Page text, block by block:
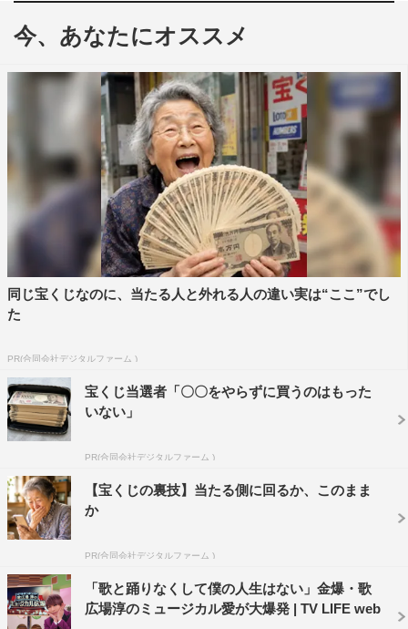
6店舗が集まるニューヨークスタイルのフードホール、絶
品の串揚げ店などの人気店、最新グルメを実際の店舗でミ
フジテレビアナウンサーの堤礼実、杉原千尋、井上清華
がお店をリポートしていると、質問をした店員が突然歌い
出し、一大ミュージカルがスタート。40人の役者、ダンサ
ーがミッドタウンのエントランスでミュージカルを展開す
る。
スシローでは、回転寿司人気No.1の理由、企業努力の裏
側を実際の店舗でミュージカルを展開し学んでいく。
さらに、有名舞台女優や人気タレントもゲストアクター
上田一豪が担当する。
『学べるミュージカる』
フジテレビ
©フジテレビ
今、あなたにオススメ
同じ宝くじなのに、当たる人と外れる人の違い実は“ここ”でし
た
PR(合同会社デジタルファーム )
宝くじ当選者「〇〇をやらずに買うのはもった
いない」
PR(合同会社デジタルファーム )
【宝くじの裏技】当たる側に回るか、このまま
か
PR(合同会社デジタルファーム )
「歌と踊りなくして僕の人生はない」金爆・歌
広場淳のミュージカル愛が大爆発 | TV LIFE web